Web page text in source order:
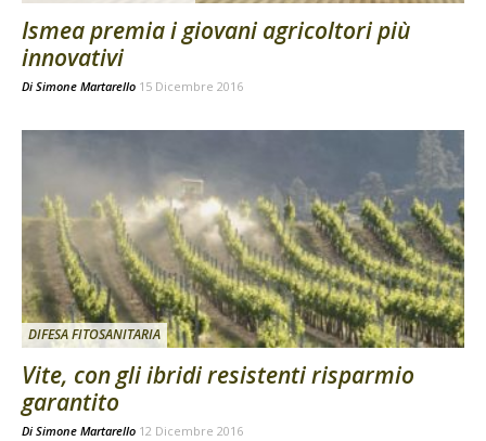
Ismea premia i giovani agricoltori più
innovativi
Di Simone Martarello 15 Dicembre 2016
DIFESA FITOSANITARIA
Vite, con gli ibridi resistenti risparmio
garantito
Di Simone Martarello 12 Dicembre 2016